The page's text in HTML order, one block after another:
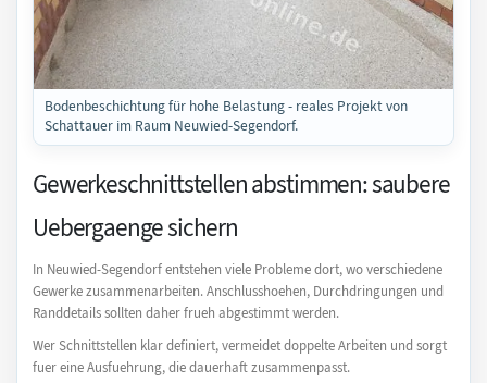
Bodenbeschichtung für hohe Belastung - reales Projekt von
Schattauer im Raum Neuwied-Segendorf.
Gewerkeschnittstellen abstimmen: saubere
Uebergaenge sichern
In Neuwied-Segendorf entstehen viele Probleme dort, wo verschiedene
Gewerke zusammenarbeiten. Anschlusshoehen, Durchdringungen und
Randdetails sollten daher frueh abgestimmt werden.
Wer Schnittstellen klar definiert, vermeidet doppelte Arbeiten und sorgt
fuer eine Ausfuehrung, die dauerhaft zusammenpasst.